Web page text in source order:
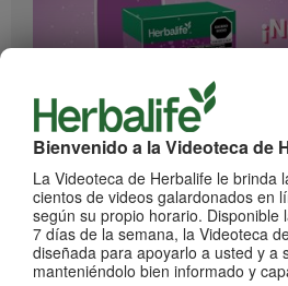
Bienvenido a la Videoteca de
La Videoteca de Herbalife le brinda
cientos de videos galardonados en
según su propio horario. Disponible
7 días de la semana, la Videoteca
diseñada para apoyarlo a usted y a
manteniéndolo bien informado y
¡Impulsa cada momento! Nuevo Liftoff
Conoce el nuevo sabor mora de esta bebida
cada momento